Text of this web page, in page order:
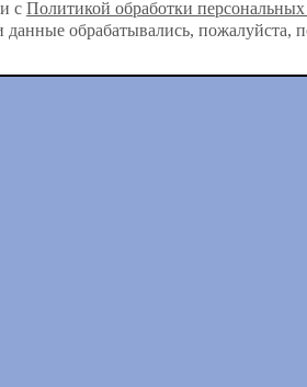
с Политикой обработки
данные обрабатывались, пожалуйста,